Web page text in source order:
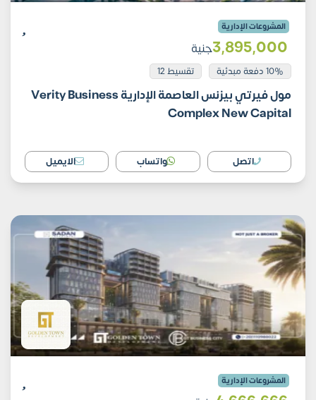
المشروعات الإدارية
3٬895٬000جنية
10% دفعة مبدئية تقسيط 12
مول فيرتي بيزنس العاصمة الإدارية Verity Business
Complex New Capital
اتصل واتساب الايميل
المشروعات الإدارية